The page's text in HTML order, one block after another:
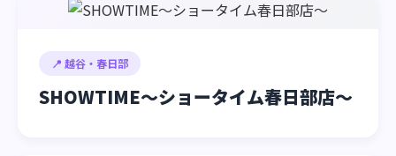
📍 越谷・春日部
SHOWTIME～ショータイム春日部店～